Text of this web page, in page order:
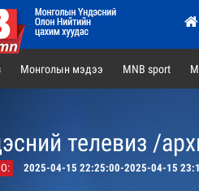
Монголын мэдээ MNB sport
телевиз /
2025-04-15 22:25:00-2025-04-15